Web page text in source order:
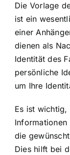
Die Vorlage
ist ein
einer
dienen als
Identität des
persönliche
um Ihre
Es ist wichtig,
Informationen
die
Dies hilft bei